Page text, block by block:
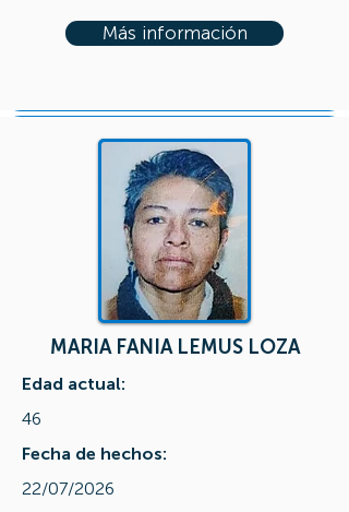
Más información
MARIA FANIA LEMUS LOZA
Edad actual:
46
Fecha de hechos:
22/07/2026